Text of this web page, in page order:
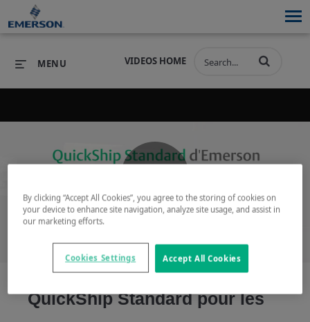
INDUSTRIES SERVICES & SUPPORT
COMPANY
VIDEOS HOME
MENU
Play
Video
QuickShip Standard pour les
By clicking “Accept All Cookies”, you agree to the storing of cookies on
your device to enhance site navigation, analyze site usage, and assist in
our marketing efforts.
Accept All Cookies
Cookies Settings